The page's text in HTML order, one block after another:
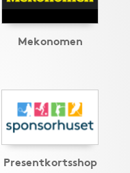
Mekonomen
Presentkortsshop